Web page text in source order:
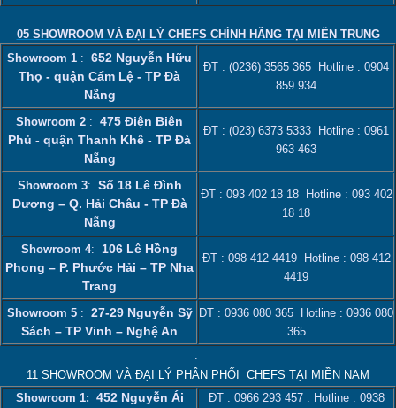
.
05 SHOWROOM VÀ ĐẠI LÝ CHEFS CHÍNH HÃNG TẠI MIỀN TRUNG
Showroom 1 : 652 Nguyễn Hữu
Thọ - quận Cẩm Lệ - TP Đà
Nẵng
ĐT : (0236) 3565 365 Hotline : 0904
859 934
Showroom 2 : 475 Điện Biên
Phủ - quận Thanh Khê - TP Đà
Nẵng
ĐT : (023) 6373 5333 Hotline : 0961
963 463
Showroom 3: Số 18 Lê Đình
Dương – Q. Hải Châu - TP Đà
Nẵng
ĐT : 093 402 18 18Hotline : 093 402
18 18
Showroom 4: 106 Lê Hồng
Phong – P. Phước Hải – TP Nha
Trang
ĐT : 098 412 4419Hotline : 098 412
4419
Showroom 5 : 27-29 Nguyễn Sỹ
Sách – TP Vinh – Nghệ An
ĐT : 0936 080 365 Hotline : 0936 080
365
.
11 SHOWROOM VÀ ĐẠI LÝ PHÂN PHỐI CHEFS TẠI MIỀN NAM
Showroom 1: 452 Nguyễn Ái
ĐT : 0966 293 457. Hotline : 0938